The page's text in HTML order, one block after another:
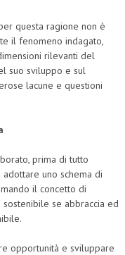
questa ragione non è
il fenomeno indagato,
rilevanti del
suo sviluppo e sul
lacune e questioni
prima di tutto
uno schema di
il concetto di
se abbraccia ed
opportunità e sviluppare